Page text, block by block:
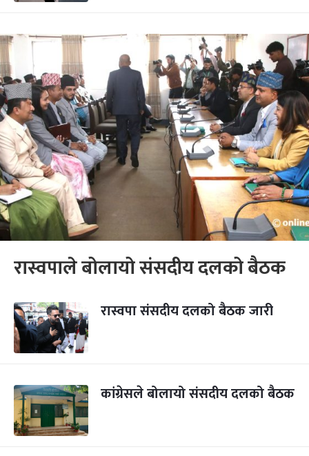
रास्वपाले बोलायो संसदीय दलको बैठक
रास्वपा संसदीय दलको बैठक जारी
कांग्रेसले बोलायो संसदीय दलको बैठक